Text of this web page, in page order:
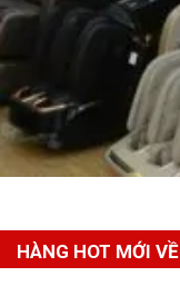
HÀNG HOT MỚI VỀ